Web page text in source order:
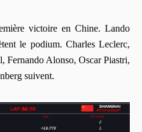
victoire en Chine. Lando
le podium. Charles Leclerc,
Fernando Alonso, Oscar Piastri,
suivent.